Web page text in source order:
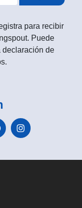
para recibir
Puede
declaración de